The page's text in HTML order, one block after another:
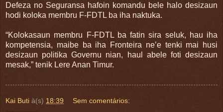
Defeza no Seguransa hafoin komandu bele halo desizaun
hodi koloka membru F-FDTL ba iha naktuka.
“Kolokasaun membru F-FDTL ba fatin sira seluk, hau iha
kompetensia, maibe ba iha Fronteira ne’e tenki mai husi
desizaun politika Governu nian, haul abele foti desizaun
mesak,” tenik Lere Anan Timur.
.
Kai Buti à(s) 18:39 Sem comentários: